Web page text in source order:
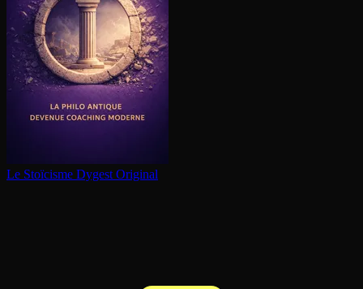
Le Stoïcisme Dygest Original